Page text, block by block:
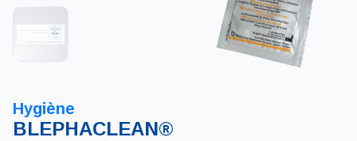
Hygiène
BLEPHACLEAN®